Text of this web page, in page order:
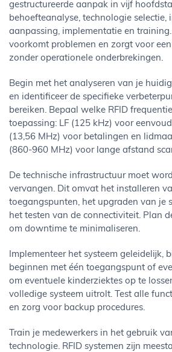
gestructureerde aanpak in vijf
behoefteanalyse, technologie selectie,
aanpassing, implementatie en
voorkomt problemen en zorgt voor
zonder operationele onderbrekingen.
Begin met het analyseren van je
en identificeer de specifieke
bereiken. Bepaal welke RFID
toepassing: LF (125 kHz) voor
(13,56 MHz) voor betalingen en
(860-960 MHz) voor lange afstand
De technische infrastructuur moet
vervangen. Dit omvat het installeren
toegangspunten, het upgraden van je
het testen van de connectiviteit. Plan
om downtime te minimaliseren.
Implementeer het systeem geleidelijk,
beginnen met één toegangspunt of
om eventuele kinderziektes op te
volledige systeem uitrolt. Test alle
en zorg voor backup procedures.
Train je medewerkers in het gebruik
technologie. RFID systemen zijn